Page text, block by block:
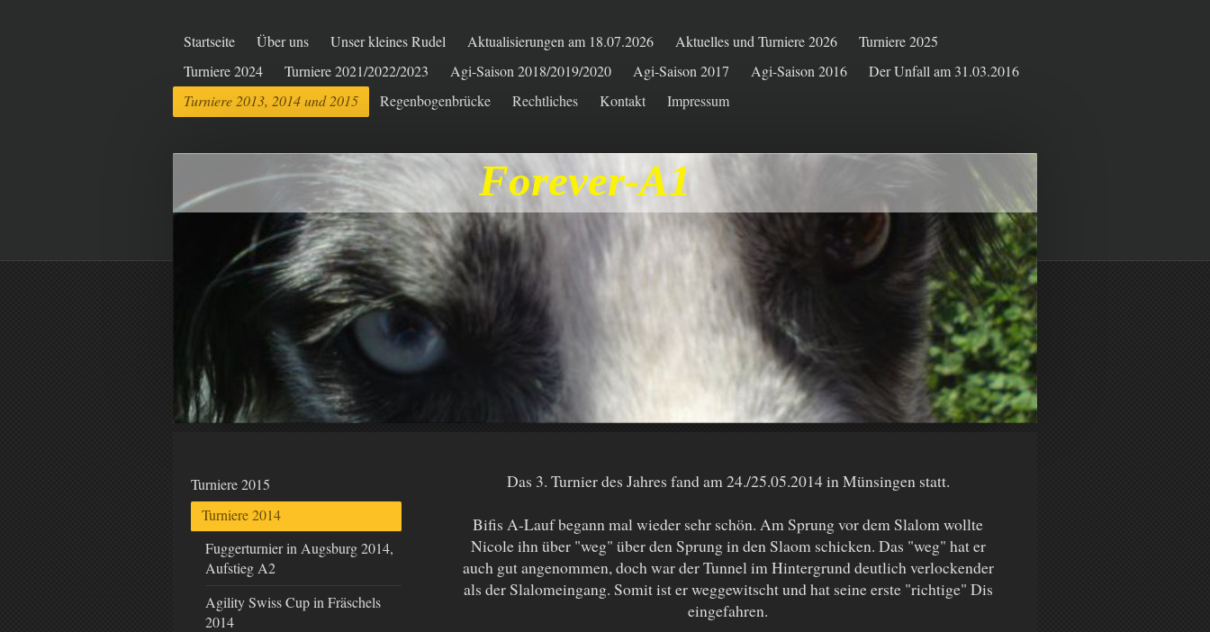
Startseite Über uns Unser kleines Rudel Aktualisierungen am 18.07.2026 Aktuelles und Turniere 2026
Turniere 2025
Turniere 2024
Turniere 2021/2022/2023 Agi-Saison 2018/2019/2020 Agi-Saison 2017 Agi-Saison 2016
Der Unfall am 31.03.2016
Turniere 2013, 2014 und 2015
Regenbogenbrücke Rechtliches Kontakt Impressum
Forever-A1
Das 3. Turnier des Jahres fand am 24./25.05.2014 in Münsingen statt.
Bifis A-Lauf begann mal wieder sehr schön. Am Sprung vor dem Slalom wollte
Nicole ihn über "weg" über den Sprung in den Slaom schicken. Das "weg" hat er
auch gut angenommen, doch war der Tunnel im Hintergrund deutlich verlockender
als der Slalomeingang. Somit ist er weggewitscht und hat seine erste "richtige" Dis
eingefahren.
Turniere 2015
Turniere 2014
Fuggerturnier in Augsburg 2014,
Aufstieg A2
Agility Swiss Cup in Fräschels
2014